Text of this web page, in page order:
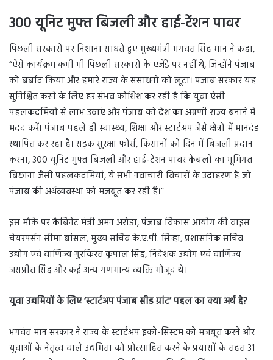
300 यूनिट मुफ्त बिजली और हाई-टेंशन पावर
पिछली सरकारों पर निशाना साधते हुए मुख्यमंत्री भगवंत सिंह मान ने कहा,
“ऐसे कार्यक्रम कभी भी पिछली सरकारों के एजेंडे पर नहीं थे, जिन्होंने पंजाब
को बर्बाद किया और हमारे राज्य के संसाधनों को लूटा। पंजाब सरकार यह
सुनिश्चित करने के लिए हर संभव कोशिश कर रही है कि युवा ऐसी
पहलकदमियों से लाभ उठाएं और पंजाब को देश का अग्रणी राज्य बनाने में
मदद करें। पंजाब पहले ही स्वास्थ्य, शिक्षा और स्टार्टअप जैसे क्षेत्रों में मानदंड
स्थापित कर रहा है। सड़क सुरक्षा फोर्स, किसानों को दिन में बिजली प्रदान
करना, 300 यूनिट मुफ्त बिजली और हाई-टेंशन पावर केबलों का भूमिगत
बिछाना जैसी पहलकदमियां, ये सभी नवाचारी विचारों के उदाहरण हैं जो
पंजाब की अर्थव्यवस्था को मजबूत कर रही हैं।”
इस मौके पर कैबिनेट मंत्री अमन अरोड़ा, पंजाब विकास आयोग की वाइस
चेयरपर्सन सीमा बांसल, मुख्य सचिव के.ए.पी. सिन्हा, प्रशासनिक सचिव
उद्योग एवं वाणिज्य गुरकिरत कृपाल सिंह, निदेशक उद्योग एवं वाणिज्य
जसप्रीत सिंह और कई अन्य गणमान्य व्यक्ति मौजूद थे।
युवा उद्यमियों के लिए ‘स्टार्टअप पंजाब सीड ग्रांट’ पहल का क्या अर्थ है?
भगवंत मान सरकार ने राज्य के स्टार्टअप इको-सिस्टम को मजबूत करने और
युवाओं के नेतृत्व वाले उद्यमिता को प्रोत्साहित करने के प्रयासों के तहत 31